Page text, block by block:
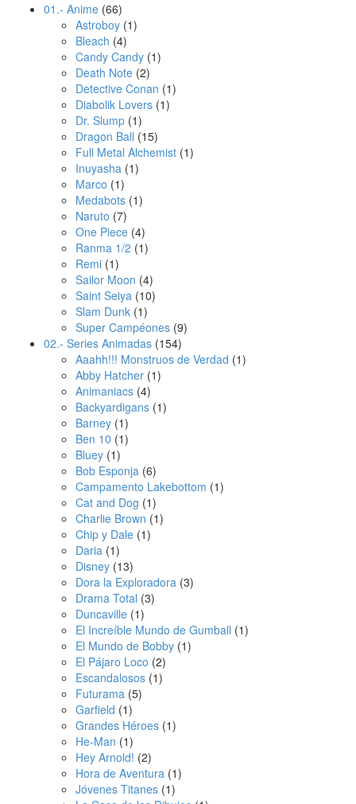
01.- Anime (66)
Astroboy (1)
Bleach (4)
Candy Candy (1)
Death Note (2)
Detective Conan (1)
Diabolik Lovers (1)
Dr. Slump (1)
Dragon Ball (15)
Full Metal Alchemist (1)
Inuyasha (1)
Marco (1)
Medabots (1)
Naruto (7)
One Piece (4)
Ranma 1/2 (1)
Remi (1)
Sailor Moon (4)
Saint Seiya (10)
Slam Dunk (1)
Super Campéones (9)
02.- Series Animadas (154)
Aaahh!!! Monstruos de Verdad (1)
Abby Hatcher (1)
Animaniacs (4)
Backyardigans (1)
Barney (1)
Ben 10 (1)
Bluey (1)
Bob Esponja (6)
Campamento Lakebottom (1)
Cat and Dog (1)
Charlie Brown (1)
Chip y Dale (1)
Daria (1)
Disney (13)
Dora la Exploradora (3)
Drama Total (3)
Duncaville (1)
El Increíble Mundo de Gumball (1)
El Mundo de Bobby (1)
El Pájaro Loco (2)
Escandalosos (1)
Futurama (5)
Garfield (1)
Grandes Héroes (1)
He-Man (1)
Hey Arnold! (2)
Hora de Aventura (1)
Jóvenes Titanes (1)